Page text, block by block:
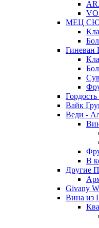
МЕЦ
Гиневан
Вайк
Веди -
В
Другие
Givany
Вина из